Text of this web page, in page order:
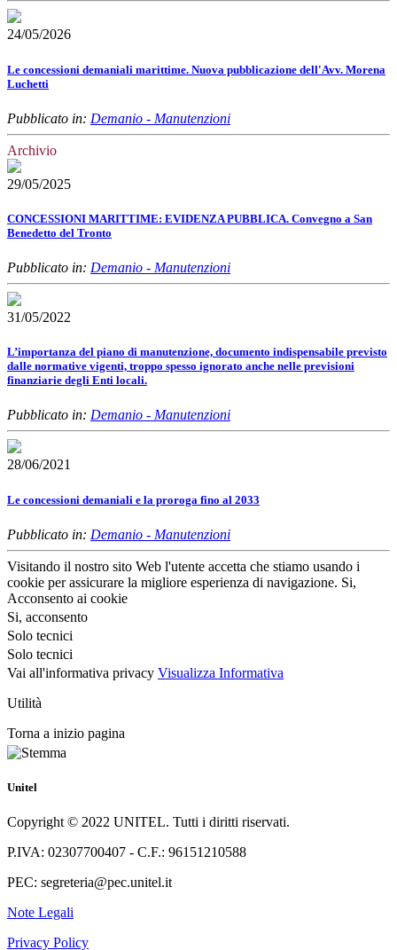
24/05/2026
Le concessioni demaniali marittime. Nuova pubblicazione dell'Avv. Morena
Luchetti
Pubblicato in: Demanio - Manutenzioni
Archivio
29/05/2025
CONCESSIONI MARITTIME: EVIDENZA PUBBLICA. Convegno a San
Benedetto del Tronto
Pubblicato in: Demanio - Manutenzioni
31/05/2022
L’importanza del piano di manutenzione, documento indispensabile previsto
dalle normative vigenti, troppo spesso ignorato anche nelle previsioni
finanziarie degli Enti locali.
Pubblicato in: Demanio - Manutenzioni
28/06/2021
Le concessioni demaniali e la proroga fino al 2033
Pubblicato in: Demanio - Manutenzioni
Visitando il nostro sito Web l'utente accetta che stiamo usando i
cookie per assicurare la migliore esperienza di navigazione. Si,
Acconsento ai cookie
Si, acconsento
Solo tecnici
Solo tecnici
Vai all'informativa privacy Visualizza Informativa
Utilità
Torna a inizio pagina
Unitel
Copyright © 2022 UNITEL. Tutti i diritti riservati.
P.IVA: 02307700407 - C.F.: 96151210588
PEC: segreteria@pec.unitel.it
Note Legali
Privacy Policy